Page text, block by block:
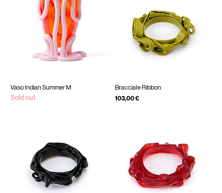
Vaso Indian Summer M
Sold out
Bracciale Ribbon
Prezzo
103,00 €